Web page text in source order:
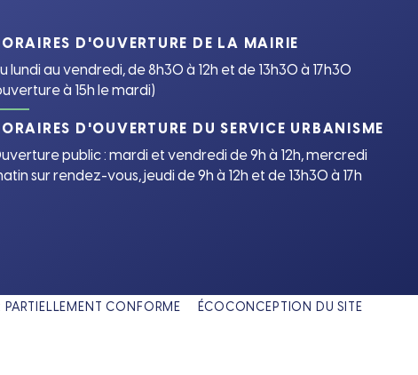
D'OUVERTURE DE LA MAIRIE
lundi au vendredi, de 8h30 à 12h et de 13h30 à 17h30
à 15h le mardi)
D'OUVERTURE DU SERVICE URBANISME
public : mardi et vendredi de 9h à 12h, mercredi
sur rendez-vous, jeudi de 9h à 12h et de 13h30 à 17h
PARTIELLEMENT CONFORME ÉCOCONCEPTION DU SITE
un nouvel onglet)